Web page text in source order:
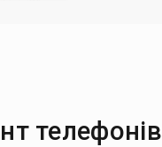
телефонів